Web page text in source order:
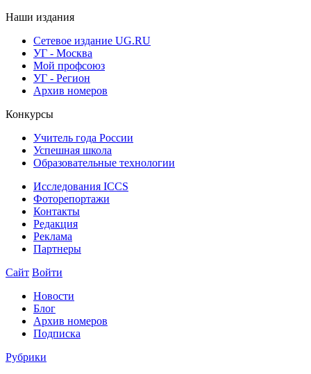
Наши издания
Сетевое издание UG.RU
УГ - Москва
Мой профсоюз
УГ - Регион
Архив номеров
Конкурсы
Учитель года России
Успешная школа
Образовательные технологии
Исследования ICCS
Фоторепортажи
Контакты
Редакция
Реклама
Партнеры
Сайт Войти
Новости
Блог
Архив номеров
Подписка
Рубрики